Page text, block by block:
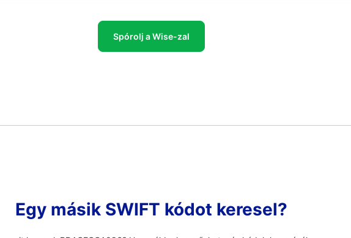
Spórolj a Wise-zal
Egy másik SWIFT kódot keresel?